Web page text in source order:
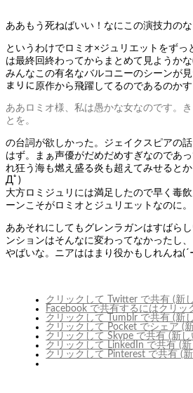
リ
ー
ああもう死ねばいい！なにこの演技力の
というわけでロミオ×ジュリエットをず
は最終回終わってからまとめて見ようか
みんなこの有名なバルコニーのシーンが
まりに原作から飛躍してるのであるのか
ああロミオ様、私は愚かな女なのです。
とを。
の台詞が欲しかった。ジェイクスピアの
はず。まぁ声優がだめだめすぎなのであ
れ狂う海も燃え盛る炎も超えてみせると
Дﾟ)
大方ロミジュリには満足したので早く毒
ーンこそがロミオとジュリエットなのに
ああそれにしてもグレンラガンはすばら
ンションはそんなに変わってなかったし
やばいな。ニアははまり役かもしれんね
クリックして Twitter で共有 (新
Facebook で共有するにはクリ
クリックして Tumblr で共有 (新
クリックして Pocket でシェア (
クリックして Skype で共有 (新
クリックして LinkedIn で共有 (
クリックして Pinterest で共有 (